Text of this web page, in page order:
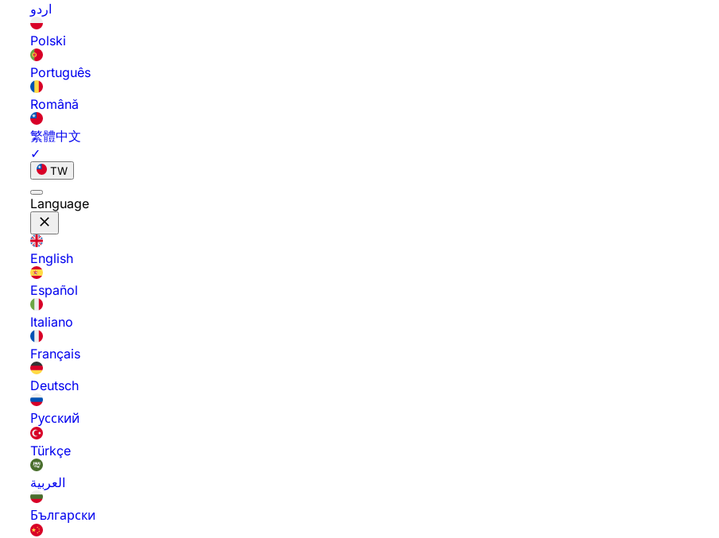
اردو
Polski
Português
Română
繁體中文
✓
TW
Language
English
Español
Italiano
Français
Deutsch
Русский
Türkçe
العربية
Български